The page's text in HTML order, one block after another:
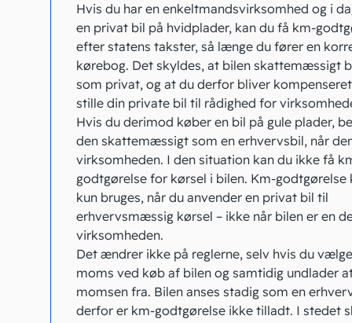
Hvis du har en enkeltmandsvirksomhed og i
en privat bil på hvidplader, kan du få km-
efter statens takster, så længe du fører en
kørebog. Det skyldes, at bilen skattemæssigt
som privat, og at du derfor bliver
stille din private bil til rådighed for
Hvis du derimod køber en bil på gule plader,
den skattemæssigt som en erhvervsbil, når
virksomheden. I den situation kan du ikke få
godtgørelse for kørsel i bilen. Km-godtgørelse
kun bruges, når du anvender en privat bil til
erhvervsmæssig kørsel – ikke når bilen er en
virksomheden.
Det ændrer ikke på reglerne, selv hvis du
moms ved køb af bilen og samtidig undlader
momsen fra. Bilen anses stadig som en
derfor er km-godtgørelse ikke tilladt. I stedet